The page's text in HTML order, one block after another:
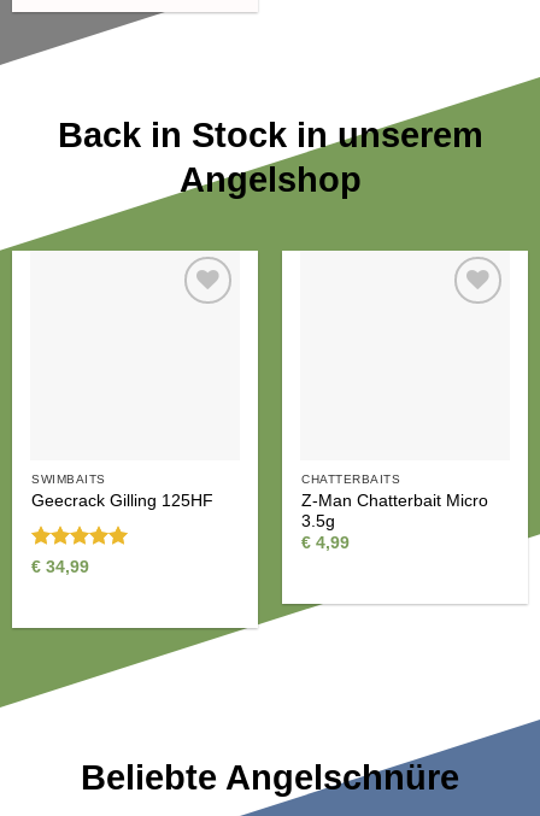
Back in Stock in unserem
Angelshop
SWIMBAITS
Geecrack Gilling 125HF
Bewertet
€ 34,99
CHATTERBAITS
Z-Man Chatterbait Micro
3.5g
€ 4,99
Beliebte Angelschnüre